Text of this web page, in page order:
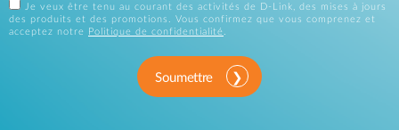
Je veux être tenu au courant des activités de D-Link, des mises à jours
des produits et des promotions. Vous confirmez que vous comprenez et
acceptez notre
Politique de confidentialité
Soumettre